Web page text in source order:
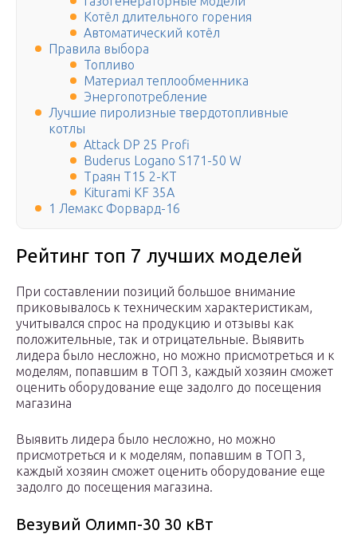
Котёл длительного горения
Автоматический котёл
Правила выбора
Топливо
Материал теплообменника
Энергопотребление
Лучшие пиролизные твердотопливные
котлы
Attack DP 25 Profi
Buderus Logano S171-50 W
Траян Т15 2-КТ
Kiturami KF 35A
1 Лемакс Форвард-16
Рейтинг топ 7 лучших моделей
При составлении позиций большое внимание
приковывалось к техническим характеристикам,
учитывался спрос на продукцию и отзывы как
положительные, так и отрицательные. Выявить
лидера было несложно, но можно присмотреться и к
моделям, попавшим в ТОП 3, каждый хозяин сможет
оценить оборудование еще задолго до посещения
магазина
Выявить лидера было несложно, но можно
присмотреться и к моделям, попавшим в ТОП 3,
каждый хозяин сможет оценить оборудование еще
задолго до посещения магазина.
Везувий Олимп-30 30 кВт